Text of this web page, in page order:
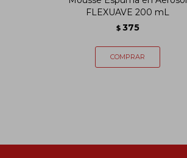
FLEXUAVE 200 mL
$ 375